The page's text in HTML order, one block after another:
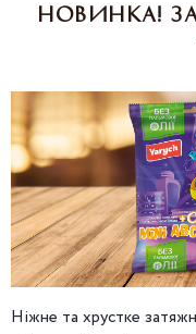
НОВИНКА!
Ніжне та хрустке